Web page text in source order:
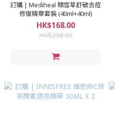
訂購 | Mediheal 積雪草舒敏去痘
修復精華套裝 (40ml+40ml)
HK$168.00
HK$258.00